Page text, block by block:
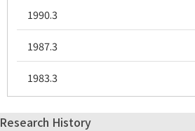
1990.3
1987.3
1983.3
Research History